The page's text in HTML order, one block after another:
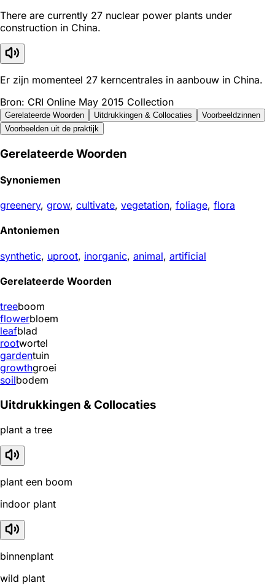
There are currently 27 nuclear power plants under
construction in China.
Er zijn momenteel 27 kerncentrales in aanbouw in China.
Bron: CRI Online May 2015 Collection
Gerelateerde Woorden Uitdrukkingen & Collocaties
Voorbeeldzinnen
Voorbeelden uit de praktijk
Gerelateerde Woorden
Synoniemen
greenery, grow, cultivate, vegetation, foliage, flora
Antoniemen
synthetic, uproot, inorganic, animal, artificial
Gerelateerde Woorden
treeboom
flowerbloem
leafblad
rootwortel
gardentuin
growthgroei
soilbodem
Uitdrukkingen & Collocaties
plant a tree
plant een boom
indoor plant
binnenplant
wild plant